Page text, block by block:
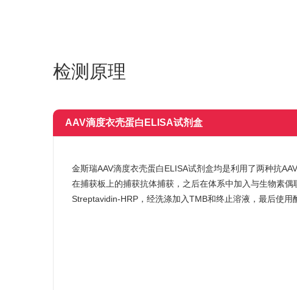
检测原理
AAV滴度衣壳蛋白ELISA试剂盒
金斯瑞AAV滴度衣壳蛋白ELISA试剂盒均是利用了两种抗
在捕获板上的捕获抗体捕获，之后在体系中加入与生物素
Streptavidin-HRP，经洗涤加入TMB和终止溶液，最后使